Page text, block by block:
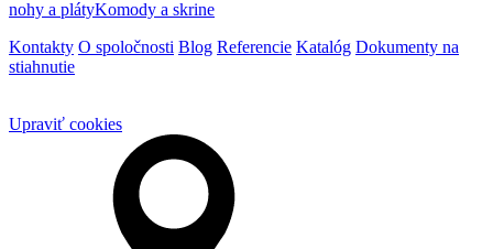
nohy a plátyKomody a skrine
Kontakty O spoločnosti Blog Referencie Katalóg Dokumenty na
stiahnutie
Upraviť cookies